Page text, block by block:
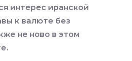
интерес иранской
к валюте без
не ново в этом
.